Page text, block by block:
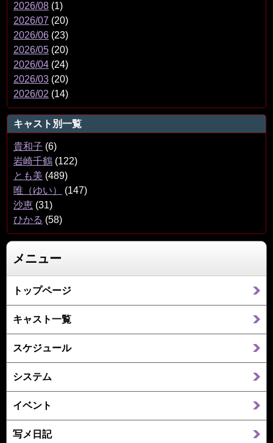
2026/08 (1)
2026/07 (20)
2026/06 (23)
2026/05 (20)
2026/04 (24)
2026/03 (20)
2026/02 (14)
キャスト別一覧
貴和子 (6)
岩崎千鶴 (122)
とも美 (489)
唯（ゆい）
(147)
沙恵 (31)
ひかる (58)
メニュー
トップページ
キャスト一覧
スケジュール
システム
イベント
写メ日記